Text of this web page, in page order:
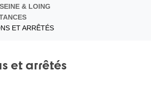
& LOING
ET ARRÊTÉS
et arrêtés